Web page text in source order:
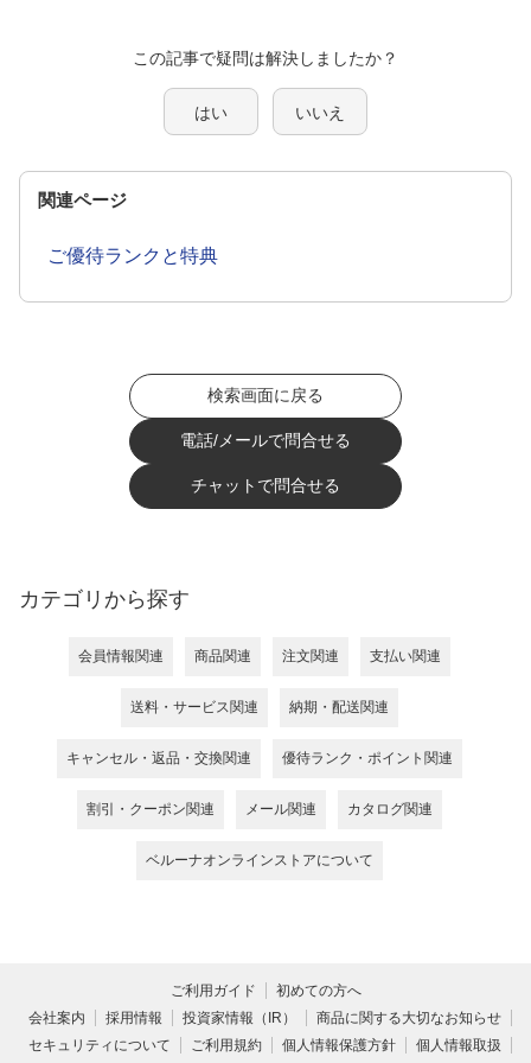
この記事で疑問は解決しましたか？
はい いいえ
関連ページ
ご優待ランクと特典
検索画面に戻る
電話/メールで問合せる
チャットで問合せる
カテゴリから探す
会員情報関連 商品関連 注文関連 支払い関連
送料・サービス関連 納期・配送関連
キャンセル・返品・交換関連 優待ランク・ポイント関連
割引・クーポン関連 メール関連 カタログ関連
ベルーナオンラインストアについて
ご利用ガイド
初めての方へ
会社案内
採用情報 投資家情報（IR）
商品に関する大切なお知らせ
セキュリティについて
ご利用規約 個人情報保護方針 個人情報取扱